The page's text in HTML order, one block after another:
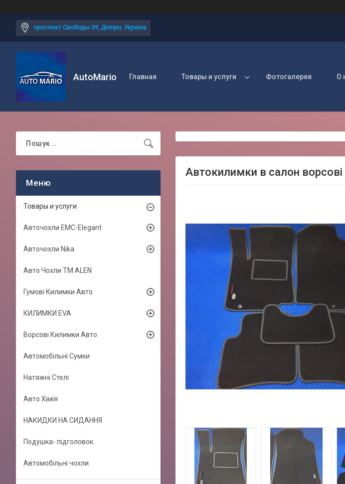
проспект Свободы 39, Дніпро, Україна
AutoMario Главная Товары и услуги Фотогалерея О
Автокилимки в салон ворсові
Товары и услуги
Авточохли EMC-Elegant
Авточохли Nika
Авто Чохли TM ALEN
Гумові Килимки Авто
КИЛИМКИ EVA
Ворсові Килимки Авто
Автомобільні Сумки
Натяжні Стелі
Авто Хімія
НАКИДКИ НА СИДАННЯ
Подушка- підголовок
Автомобільні чохли